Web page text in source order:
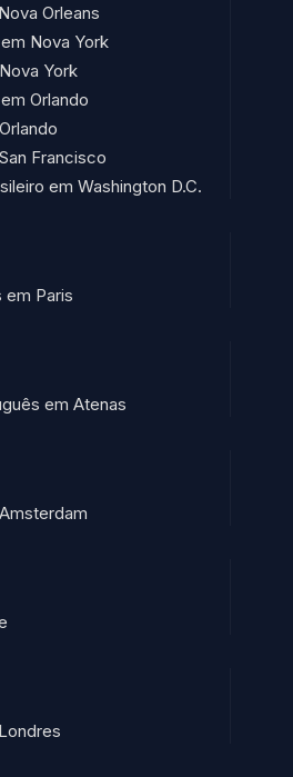
Orleans
Nova York
York
Orlando
Francisco
em Washington D.C.
em Paris
em Atenas